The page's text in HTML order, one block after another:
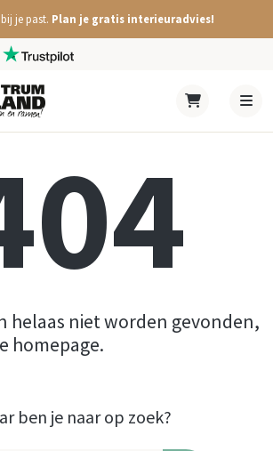
je past. Plan je gratis interieuradvies!
helaas niet worden gevonden,
homepage.
ben je naar op zoek?